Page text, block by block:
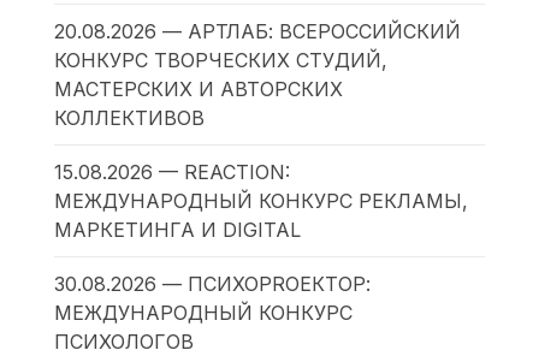
20.08.2026 — АРТЛАБ: ВСЕРОССИЙСКИЙ
КОНКУРС ТВОРЧЕСКИХ СТУДИЙ,
МАСТЕРСКИХ И АВТОРСКИХ
КОЛЛЕКТИВОВ
15.08.2026 — REACTION:
МЕЖДУНАРОДНЫЙ КОНКУРС РЕКЛАМЫ,
МАРКЕТИНГА И DIGITAL
30.08.2026 — ПСИХОPROЕКТОР:
МЕЖДУНАРОДНЫЙ КОНКУРС
ПСИХОЛОГОВ